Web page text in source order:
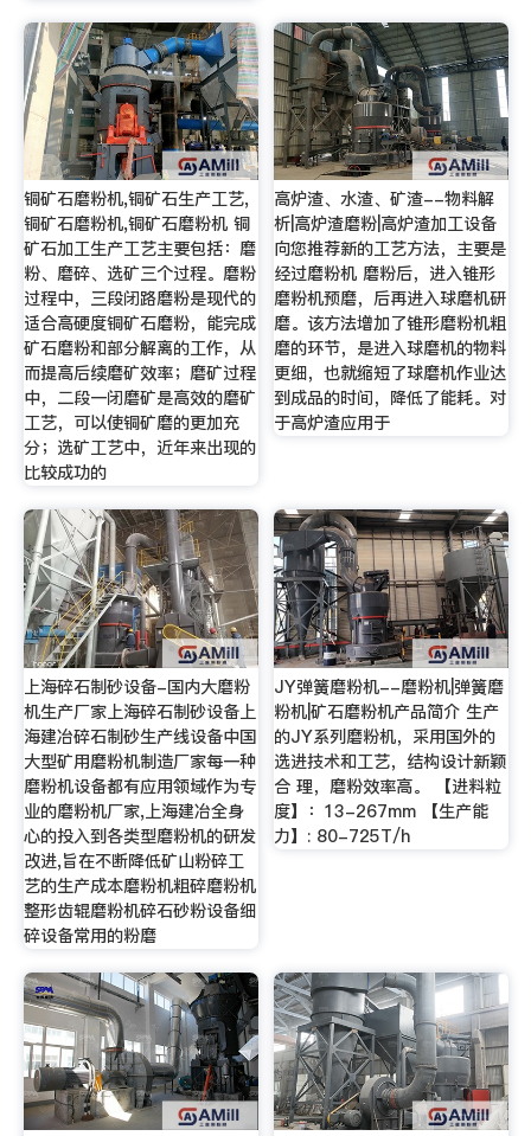
铜矿石磨粉机,铜矿石生产工艺,
铜矿石磨粉机,铜矿石磨粉机 铜
矿石加工生产工艺主要包括：磨
粉、磨碎、选矿三个过程。磨粉
过程中，三段闭路磨粉是现代的
适合高硬度铜矿石磨粉，能完成
矿石磨粉和部分解离的工作，从
而提高后续磨矿效率；磨矿过程
中，二段一闭磨矿是高效的磨矿
工艺，可以使铜矿磨的更加充
分；选矿工艺中，近年来出现的
比较成功的
高炉渣、水渣、矿渣--物料解
析|高炉渣磨粉|高炉渣加工设备
向您推荐新的工艺方法，主要是
经过磨粉机 磨粉后，进入锥形
磨粉机预磨，后再进入球磨机研
磨。该方法增加了锥形磨粉机粗
磨的环节，是进入球磨机的物料
更细，也就缩短了球磨机作业达
到成品的时间，降低了能耗。对
于高炉渣应用于
上海碎石制砂设备-国内大磨粉
机生产厂家上海碎石制砂设备上
海建冶碎石制砂生产线设备中国
大型矿用磨粉机制造厂家每一种
磨粉机设备都有应用领域作为专
业的磨粉机厂家,上海建冶全身
心的投入到各类型磨粉机的研发
改进,旨在不断降低矿山粉碎工
艺的生产成本磨粉机粗碎磨粉机
整形齿辊磨粉机碎石砂粉设备细
碎设备常用的粉磨
JY弹簧磨粉机--磨粉机|弹簧磨
粉机|矿石磨粉机产品简介 生产
的JY系列磨粉机，采用国外的
选进技术和工艺，结构设计新颖
合 理，磨粉效率高。 【进料粒
度】：13-267mm 【生产能
力】: 80-725T/h